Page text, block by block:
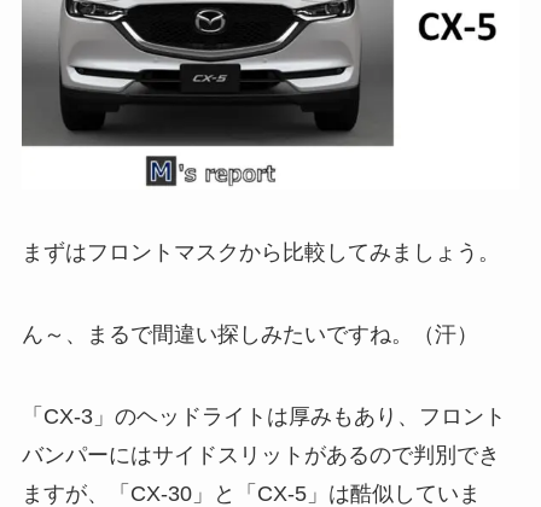
まずはフロントマスクから比較してみましょう。
ん～、まるで間違い探しみたいですね。（汗）
「CX-3」のヘッドライトは厚みもあり、フロント
バンパーにはサイドスリットがあるので判別でき
ますが、「CX-30」と「CX-5」は酷似していま